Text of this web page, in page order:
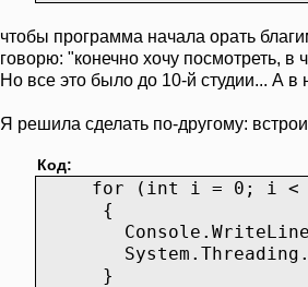
чтобы программа начала орать
говорю: "конечно хочу посмотреть,
Но все это было до 10-й студии... А в
Я решила сделать по-другому:
Код:
for (int i = 0; i <
{
}